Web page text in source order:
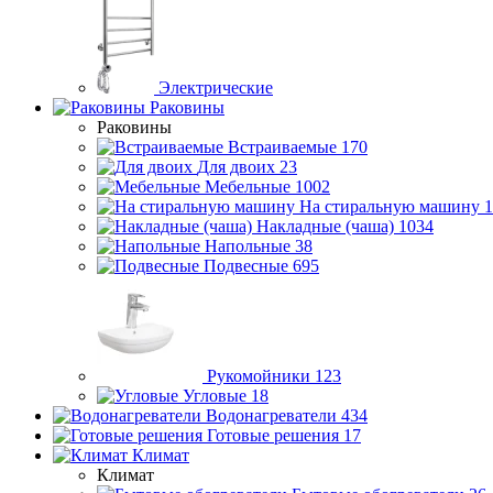
Электрические
Раковины
Раковины
Встраиваемые 170
Для двоих 23
Мебельные 1002
На стиральную машину
Накладные (чаша) 1034
Напольные 38
Подвесные 695
Рукомойники 123
Угловые 18
Водонагреватели 434
Готовые решения 17
Климат
Климат